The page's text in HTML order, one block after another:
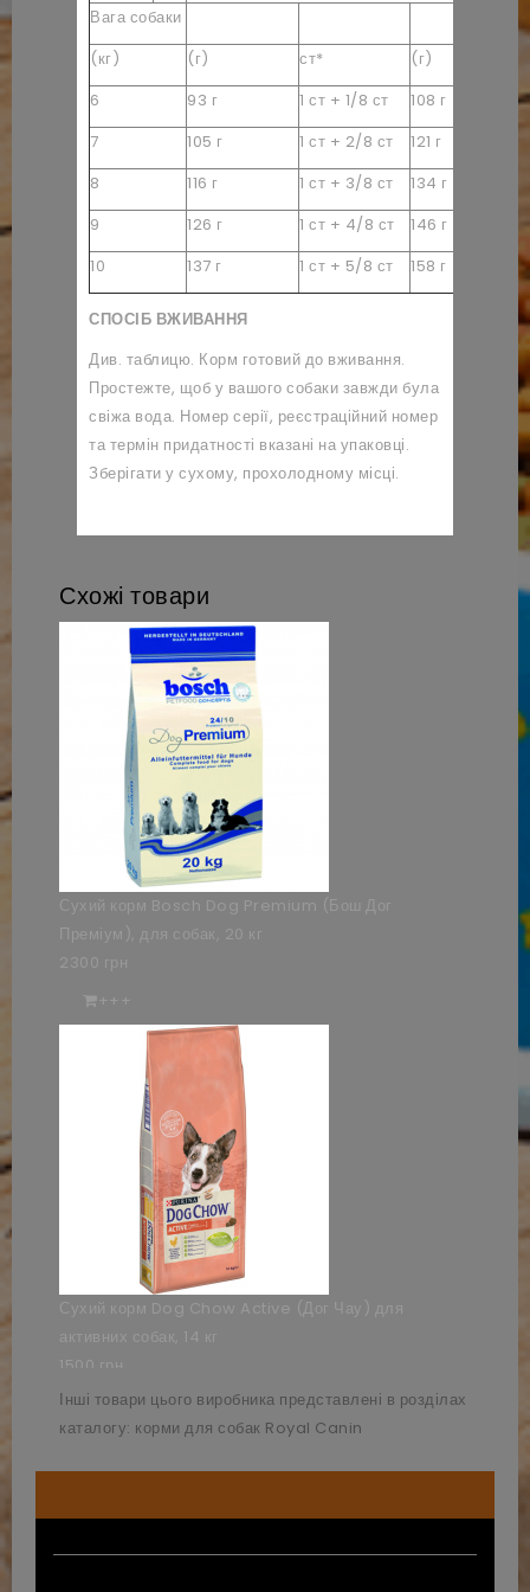
Вага собаки
(кг)
(г) ст* (г)
6
93 г 1 ст + 1/8 ст 108 г
1
7
105 г 1 ст + 2/8 ст 121 г
8
116 г 1 ст + 3/8 ст 134 г
9
126 г 1 ст + 4/8 ст 146 г
10
137 г 1 ст + 5/8 ст 158 г
СПОСІБ ВЖИВАННЯ
Див. таблицю. Корм готовий до вживання.
Простежте, щоб у вашого собаки завжди була
свіжа вода. Номер серії, реєстраційний номер
та термін придатності вказані на упаковці.
Зберігати у сухому, прохолодному місці.
Схожі товари
Сухий корм Bosch Dog Premium (Бош Дог
Преміум), для собак, 20 кг
2300 грн
+++
Сухий корм Dog Chow Active (Дог Чау) для
активних собак, 14 кг
1500 грн
+++
Інші товари цього виробника представлені в розділах
каталогу: корми для собак Royal Canin